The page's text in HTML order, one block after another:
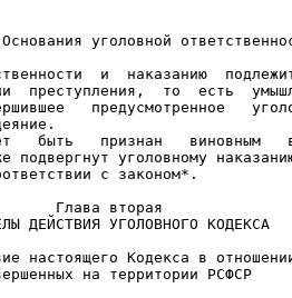
уголовной
и  наказанию
преступления,  то  есть
предусмотренное
быть   признан   виновным
подвергнут уголовному
с законом*.
ДЕЙСТВИЯ УГОЛОВНОГО КОДЕКСА
на территории РСФСР